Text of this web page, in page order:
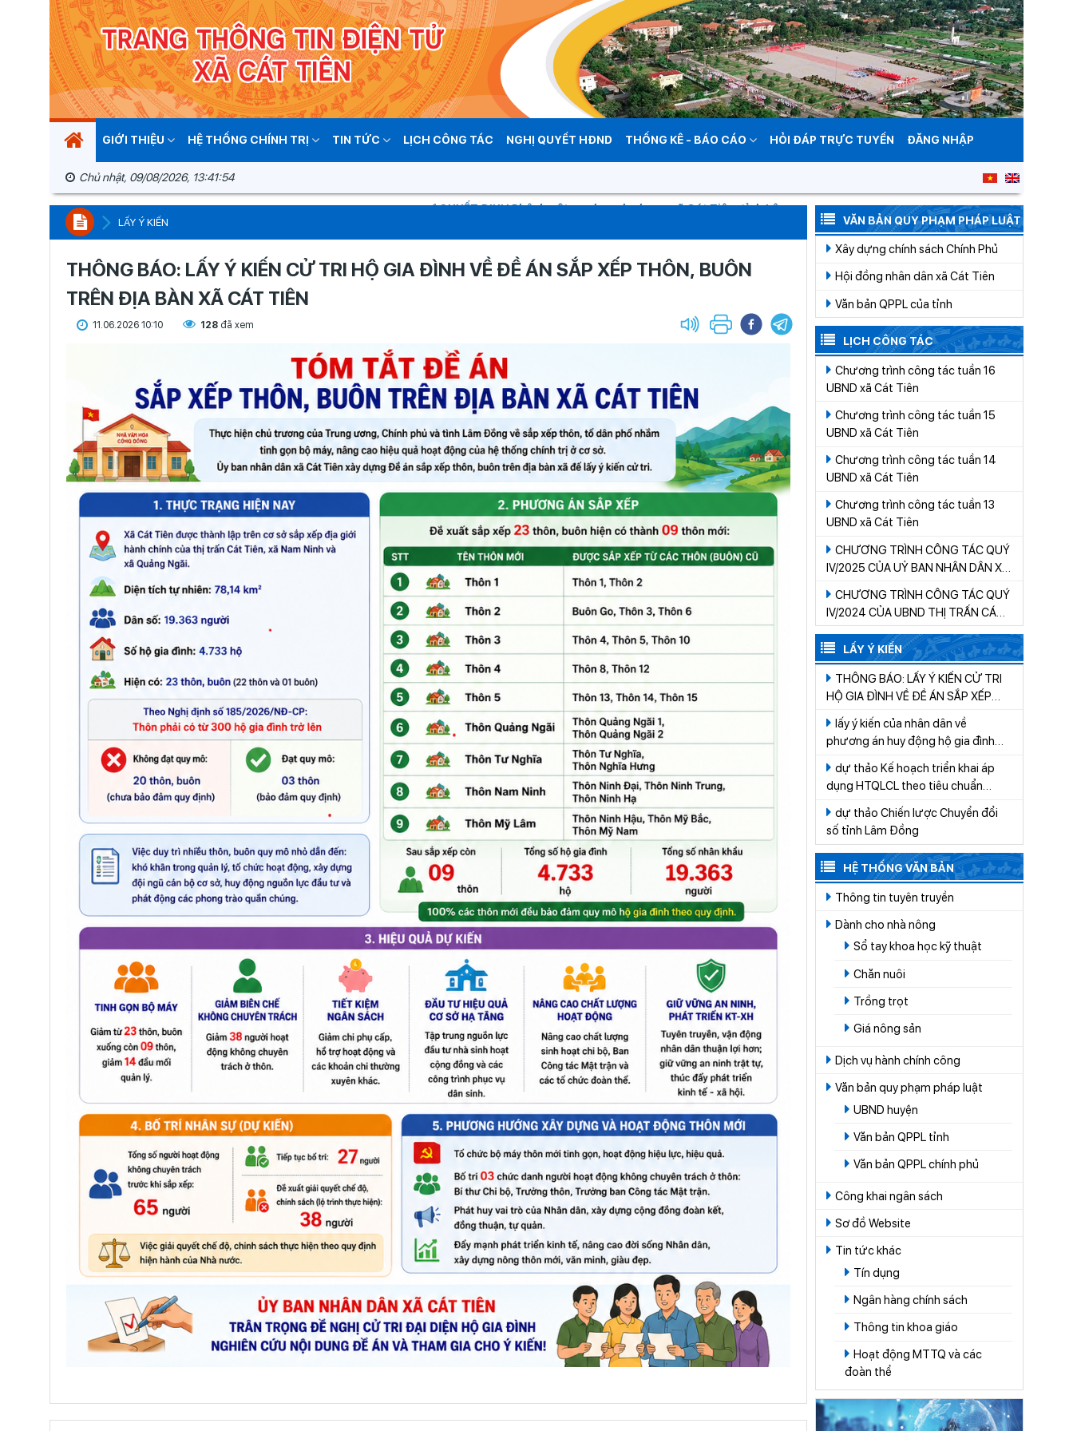
GIỚI THIỆU HỆ THỐNG CHÍNH TRỊ TIN TỨC LỊCH CÔNG TÁC NGHỊ QUYẾT HĐND THỐNG KÊ - BÁO CÁO HỎI ĐÁP TRỰC TUYẾN ĐĂNG NHẬP
Chủ nhật, 09/08/2026, 13:41:55
QUYẾT ĐỊNH Phê duyệt quy hoạch chung xã Cát Tiên, tỉnh Lâm Đồng đến năm 2050
LẤY Ý KIẾN
THÔNG BÁO: LẤY Ý KIẾN CỬ TRI HỘ GIA ĐÌNH VỀ ĐỀ ÁN SẮP XẾP THÔN, BUÔN
TRÊN ĐỊA BÀN XÃ CÁT TIÊN
11.06.2026 10:10 128 đã xem
VĂN BẢN QUY PHẠM PHÁP LUẬT
Xây dựng chính sách Chính Phủ
Hội đồng nhân dân xã Cát Tiên
Văn bản QPPL của tỉnh
LỊCH CÔNG TÁC
Chương trình công tác tuần 16
UBND xã Cát Tiên
Chương trình công tác tuần 15
UBND xã Cát Tiên
Chương trình công tác tuần 14
UBND xã Cát Tiên
Chương trình công tác tuần 13
UBND xã Cát Tiên
CHƯƠNG TRÌNH CÔNG TÁC QUÝ
IV/2025 CỦA UỶ BAN NHÂN DÂN XÃ
CHƯƠNG TRÌNH CÔNG TÁC QUÝ
IV/2024 CỦA UBND THỊ TRẤN CÁT
TIÊN
LẤY Ý KIẾN
HỘ GIA ĐÌNH VỀ ĐỀ ÁN SẮP XẾP
THÔN, BUÔN TRÊN ĐỊA BÀN XÃ
CÁT TIÊN
lấy ý kiến của nhân dân về
phương án huy động hộ gia đình
tham gia đóng góp tiền để thực
hiện công tác quản lý nghĩa trang
trên địa bàn xã Cát Tiên giai đoạn
2026-2030
dự thảo Kế hoạch triển khai áp
dụng HTQLCL theo tiêu chuẩn
quốc gia TCVN ISO 9001:2015 vào
hoạt động của các cơ quan, tổ
chức thuộc hệ thống hành chính
nhà nước trên địa bàn tỉnh Lâm
Đồng năm 2026
dự thảo Chiến lược Chuyển đổi
số tỉnh Lâm Đồng
HỆ THỐNG VĂN BẢN
Thông tin tuyên truyền
Dành cho nhà nông
Sổ tay khoa học kỹ thuật
Chăn nuôi
Trồng trọt
Giá nông sản
Dịch vụ hành chính công
Văn bản quy phạm pháp luật
UBND huyện
Văn bản QPPL tỉnh
Văn bản QPPL chính phủ
Công khai ngân sách
Sơ đồ Website
Tin tức khác
Tín dụng
Ngân hàng chính sách
Thông tin khoa giáo
Hoạt động MTTQ và các
đoàn thể